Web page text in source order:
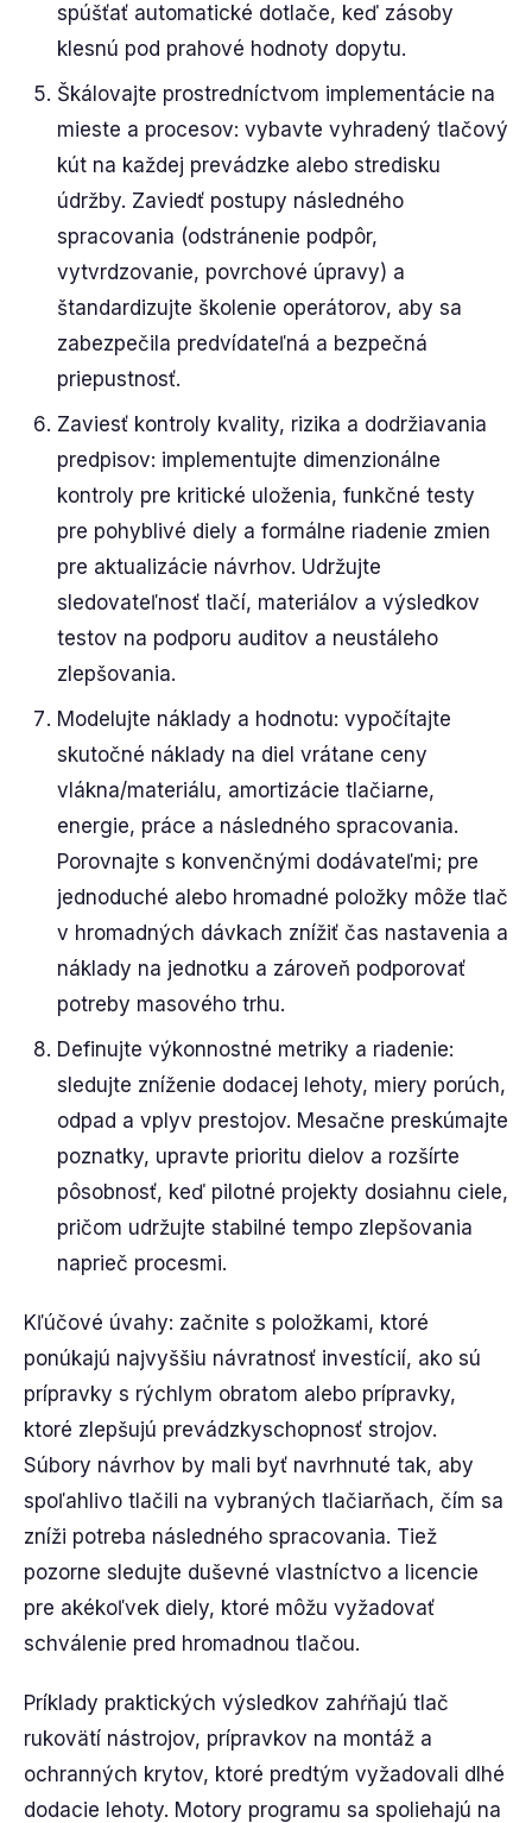
spúšťať automatické dotlače, keď zásoby
klesnú pod prahové hodnoty dopytu.
Škálovajte prostredníctvom implementácie na
mieste a procesov: vybavte vyhradený tlačový
kút na každej prevádzke alebo stredisku
údržby. Zaviedť postupy následného
spracovania (odstránenie podpôr,
vytvrdzovanie, povrchové úpravy) a
štandardizujte školenie operátorov, aby sa
zabezpečila predvídateľná a bezpečná
priepustnosť.
Zaviesť kontroly kvality, rizika a dodržiavania
predpisov: implementujte dimenzionálne
kontroly pre kritické uloženia, funkčné testy
pre pohyblivé diely a formálne riadenie zmien
pre aktualizácie návrhov. Udržujte
sledovateľnosť tlačí, materiálov a výsledkov
testov na podporu auditov a neustáleho
zlepšovania.
Modelujte náklady a hodnotu: vypočítajte
skutočné náklady na diel vrátane ceny
vlákna/materiálu, amortizácie tlačiarne,
energie, práce a následného spracovania.
Porovnajte s konvenčnými dodávateľmi; pre
jednoduché alebo hromadné položky môže tlač
v hromadných dávkach znížiť čas nastavenia a
náklady na jednotku a zároveň podporovať
potreby masového trhu.
Definujte výkonnostné metriky a riadenie:
sledujte zníženie dodacej lehoty, miery porúch,
odpad a vplyv prestojov. Mesačne preskúmajte
poznatky, upravte prioritu dielov a rozšírte
pôsobnosť, keď pilotné projekty dosiahnu ciele,
pričom udržujte stabilné tempo zlepšovania
naprieč procesmi.
Kľúčové úvahy: začnite s položkami, ktoré
ponúkajú najvyššiu návratnosť investícií, ako sú
prípravky s rýchlym obratom alebo prípravky,
ktoré zlepšujú prevádzkyschopnosť strojov.
Súbory návrhov by mali byť navrhnuté tak, aby
spoľahlivo tlačili na vybraných tlačiarňach, čím sa
zníži potreba následného spracovania. Tiež
pozorne sledujte duševné vlastníctvo a licencie
pre akékoľvek diely, ktoré môžu vyžadovať
schválenie pred hromadnou tlačou.
Príklady praktických výsledkov zahŕňajú tlač
rukovätí nástrojov, prípravkov na montáž a
ochranných krytov, ktoré predtým vyžadovali dlhé
dodacie lehoty. Motory programu sa spoliehajú na